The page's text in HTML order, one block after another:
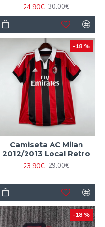
24.90€ 30.00€
-18 %
Camiseta AC Milan
2012/2013 Local Retro
23.90€ 29.00€
-18 %